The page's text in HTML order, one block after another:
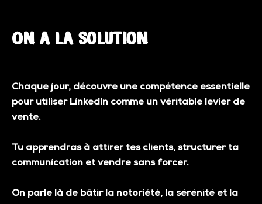
On a la solution
Chaque jour, découvre une compétence essentielle
pour utiliser LinkedIn comme un véritable levier de
vente.
Tu apprendras à attirer tes clients, structurer ta
communication et vendre sans forcer.
On parle là de bâtir la notoriété, la sérénité et la